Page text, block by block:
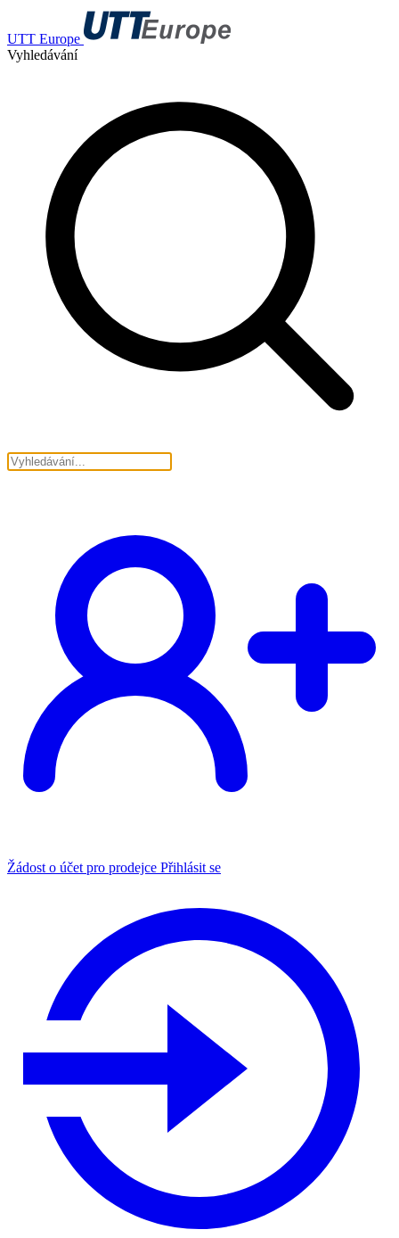
UTT Europe
Vyhledávání
Žádost o účet pro prodejce Přihlásit se